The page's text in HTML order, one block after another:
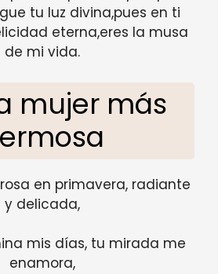
tu luz divina,pues en ti
eterna,eres la musa
de mi vida.
mujer más
en primavera, radiante
y delicada,
mis días, tu mirada me
enamora,